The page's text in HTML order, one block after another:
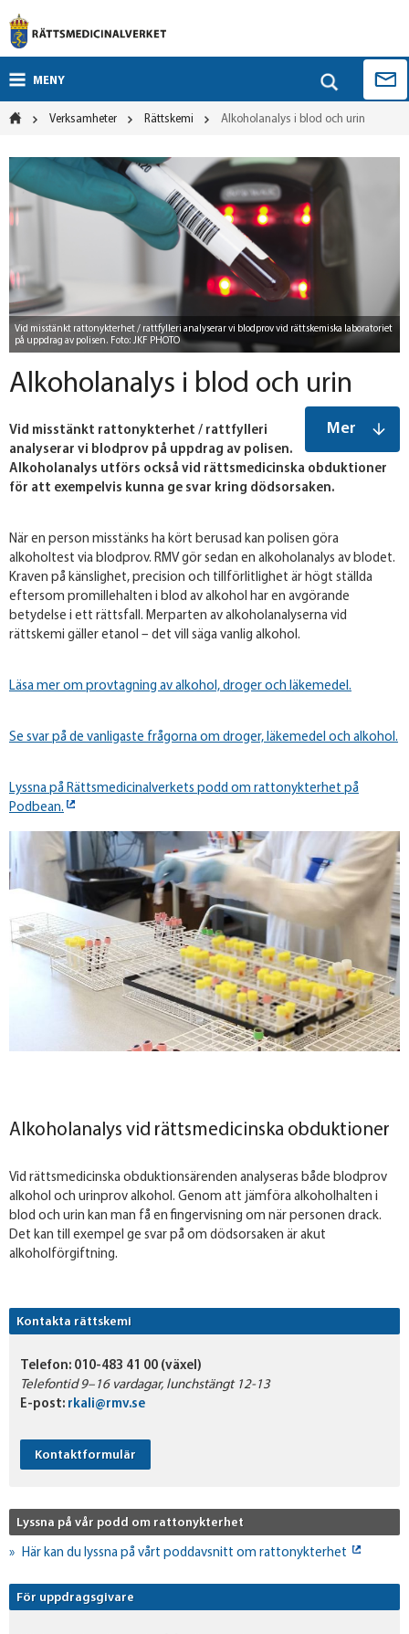
MENY
Verksamheter Rättskemi Alkoholanalys i blod och urin
Vid misstänkt rattonykterhet / rattfylleri analyserar vi blodprov vid rättskemiska laboratoriet
på uppdrag av polisen. Foto: JKF PHOTO
Alkoholanalys i blod och urin
Mer
Vid misstänkt rattonykterhet / rattfylleri
analyserar vi blodprov på uppdrag av polisen.
Alkoholanalys utförs också vid rättsmedicinska obduktioner
för att exempelvis kunna ge svar kring dödsorsaken.
När en person misstänks ha kört berusad kan polisen göra
alkoholtest via blodprov. RMV gör sedan en alkoholanalys av blodet.
Kraven på känslighet, precision och tillförlitlighet är högt ställda
eftersom promillehalten i blod av alkohol har en avgörande
betydelse i ett rättsfall. Merparten av alkoholanalyserna vid
rättskemi gäller etanol – det vill säga vanlig alkohol.
Läsa mer om provtagning av alkohol, droger och läkemedel.
Se svar på de vanligaste frågorna om droger, läkemedel och alkohol.
Lyssna på Rättsmedicinalverkets podd om rattonykterhet på
Podbean.
Alkoholanalys vid rättsmedicinska obduktioner
Vid rättsmedicinska obduktionsärenden analyseras både blodprov
alkohol och urinprov alkohol. Genom att jämföra alkoholhalten i
blod och urin kan man få en fingervisning om när personen drack.
Det kan till exempel ge svar på om dödsorsaken är akut
alkoholförgiftning.
Kontakta rättskemi
Telefon: 010-483 41 00 (växel)
Telefontid 9–16 vardagar, lunchstängt 12-13
E-post: rkali@rmv.se
Kontaktformulär
Lyssna på vår podd om rattonykterhet
Här kan du lyssna på vårt poddavsnitt om rattonykterhet
För uppdragsgivare